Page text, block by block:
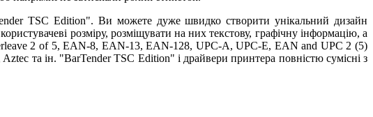
TSC Edition". Ви можете дуже швидко створити унікальний дизайн
розміру, розміщувати на них текстову, графічну інформацію, а
2 of 5, EAN-8, EAN-13, EAN-128, UPC-A, UPC-E, EAN and UPC 2 (5)
та ін. "BarTender TSC Edition" і драйвери принтера повністю сумісні з